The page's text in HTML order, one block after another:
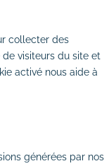
collecter des
visiteurs du site et
activé nous aide à
générées par nos